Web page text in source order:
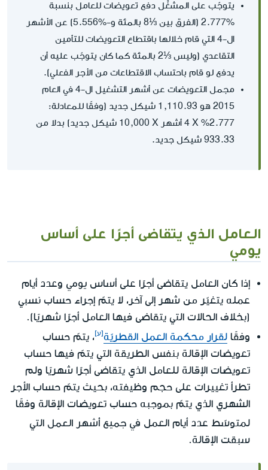
يتوجّب على المشغِّل دفع تعويضات للعامل بنسبة
%2.777 (الفرق بين ⅓8 بالمئة و-%5.556) عن الأشهر
ال-4 التي قام خلالها باقتطاع التعويضات للتأمين
التقاعدي (وليس ⅓2 بالمئة كما كان يتوجّب عليه أن
يدفع لو قام باحتساب الاقتطاعات من الأجر الفعلي).
مجمل التعويضات عن أشهر التشغيل ال-4 في العام
2015 هو 1,110.93 شيكل جديد (وفقًا للمعادلة:
2.777% X‏ 4 أشهر X‏ 10,000 شيكل جديد) بدلا من
933.33 شيكل جديد.
العامل الذي يتقاضى أجرًا على أساس
يومي
إذا كان العامل يتقاضى أجرًا على أساس يومي وعدد أيام
عمله يتغيّر من شهر إلى آخر، لا يتمّ إجراء حساب نسبي
(بخلاف الحالات التي يتقاضى فيها العامل أجرًا شهريًا).
وفقًا لقرار محكمة العمل القطريّة
، يتمّ حساب
تعويضات الإقالة بنفس الطريقة التي يتمّ فيها حساب
تعويضات الإقالة للعامل الذي يتقاضى أجرًا شهريًا ولم
تطرأ تغييرات على حجم وظيفته، بحيث يتمّ حساب الأجر
الشهري الذي يتمّ بموجبه حساب تعويضات الإقالة وفقًا
لمتوسّط عدد أيام العمل في جميع أشهر العمل
التي
سبقت الإقالة.